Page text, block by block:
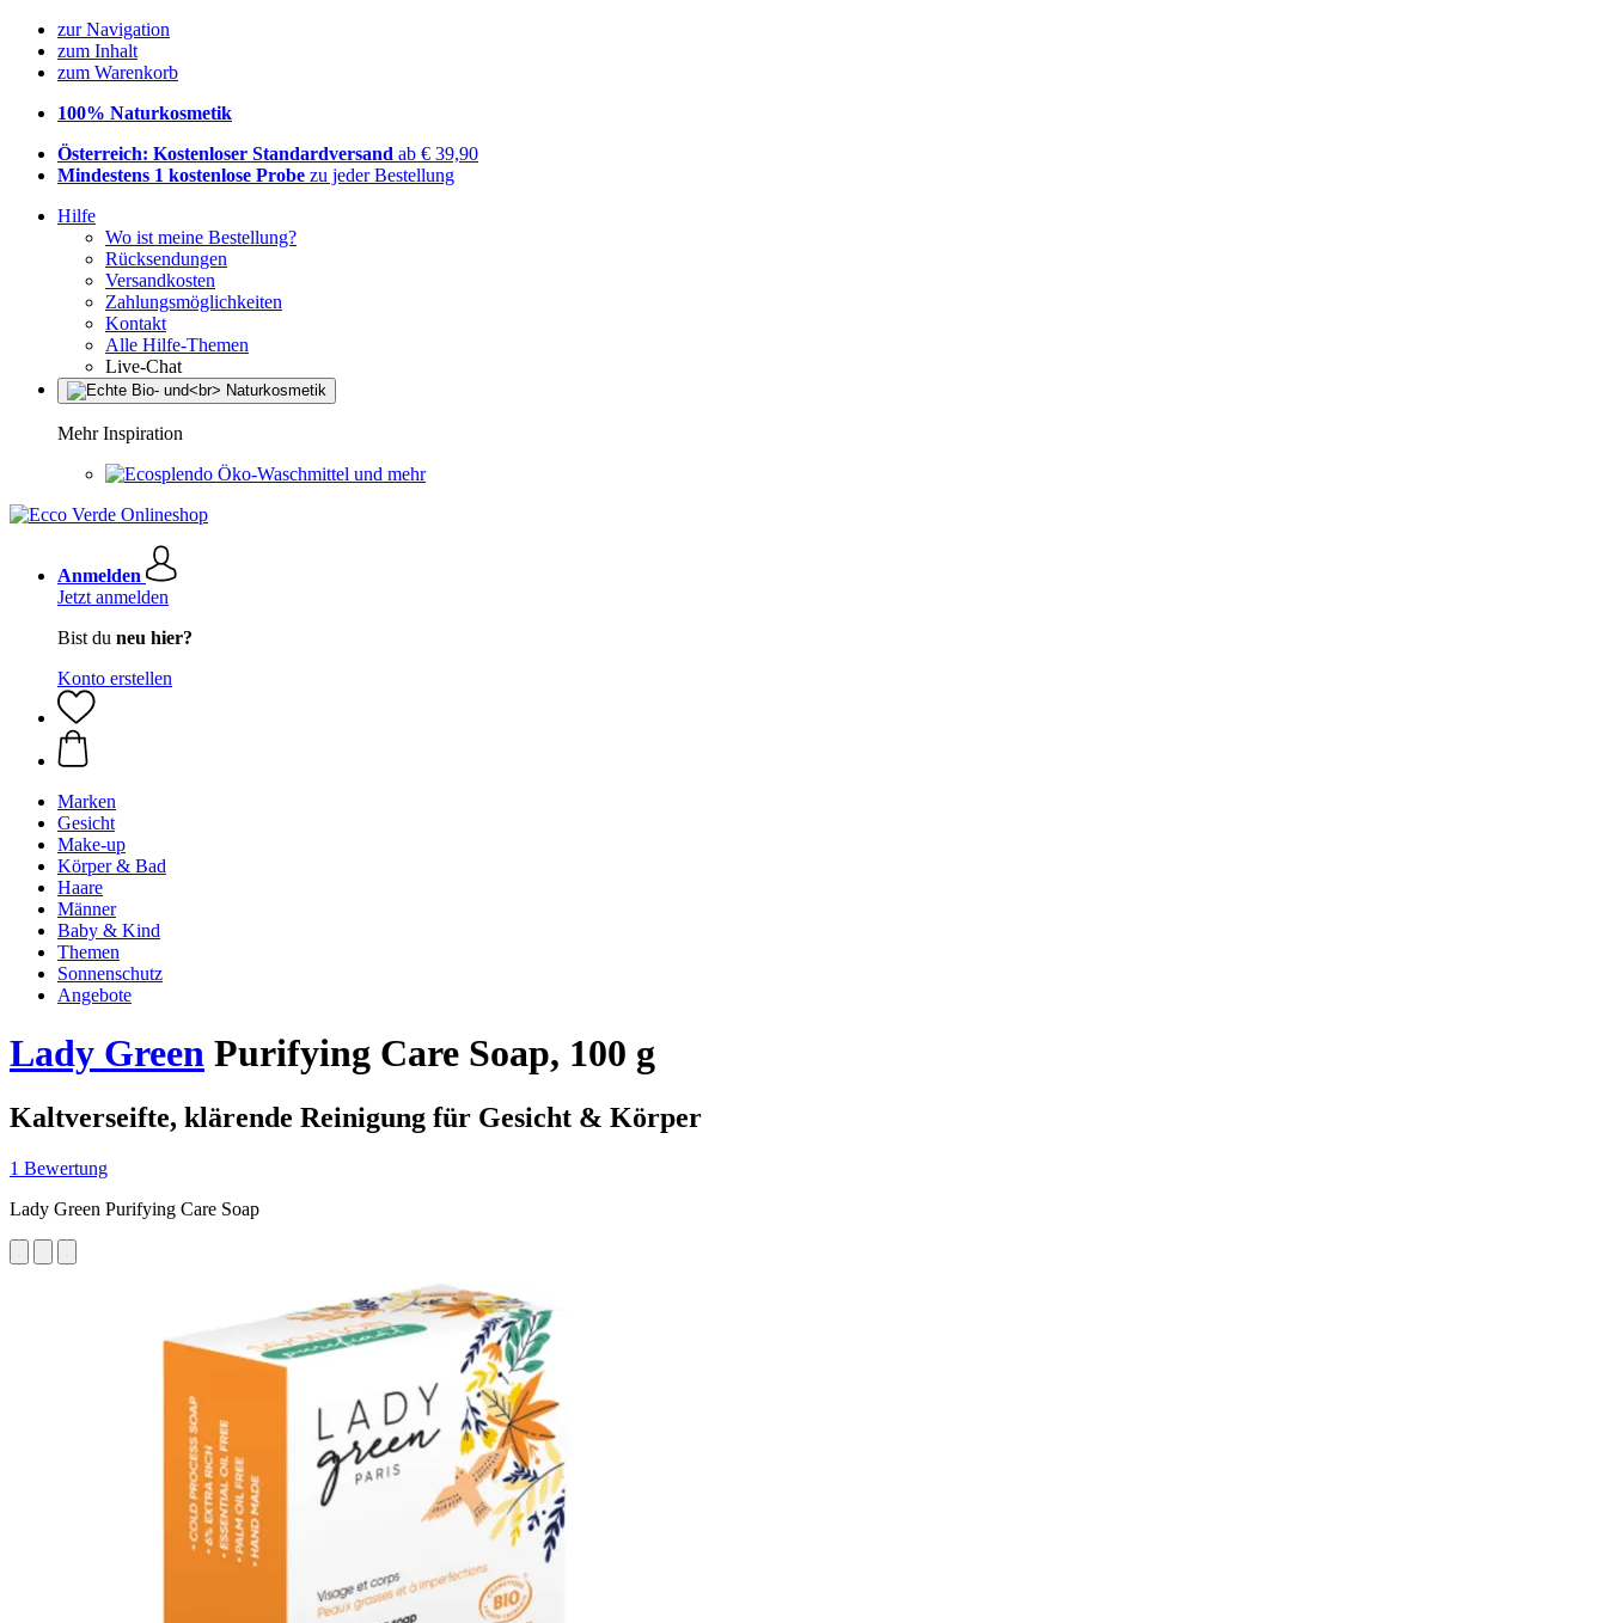
zur Navigation
zum Inhalt
zum Warenkorb
100% Naturkosmetik
Österreich: Kostenloser Standardversand ab € 39,90
Mindestens 1 kostenlose Probe zu jeder Bestellung
Hilfe
Wo ist meine Bestellung?
Rücksendungen
Versandkosten
Zahlungsmöglichkeiten
Kontakt
Alle Hilfe-Themen
Live-Chat
Mehr Inspiration
Öko-Waschmittel und mehr
Anmelden
Jetzt anmelden
Bist du neu hier?
Konto erstellen
Marken
Gesicht
Make-up
Körper & Bad
Haare
Männer
Baby & Kind
Themen
Sonnenschutz
Angebote
Lady Green Purifying Care Soap, 100 g
Kaltverseifte, klärende Reinigung für Gesicht & Körper
1 Bewertung
Lady Green Purifying Care Soap